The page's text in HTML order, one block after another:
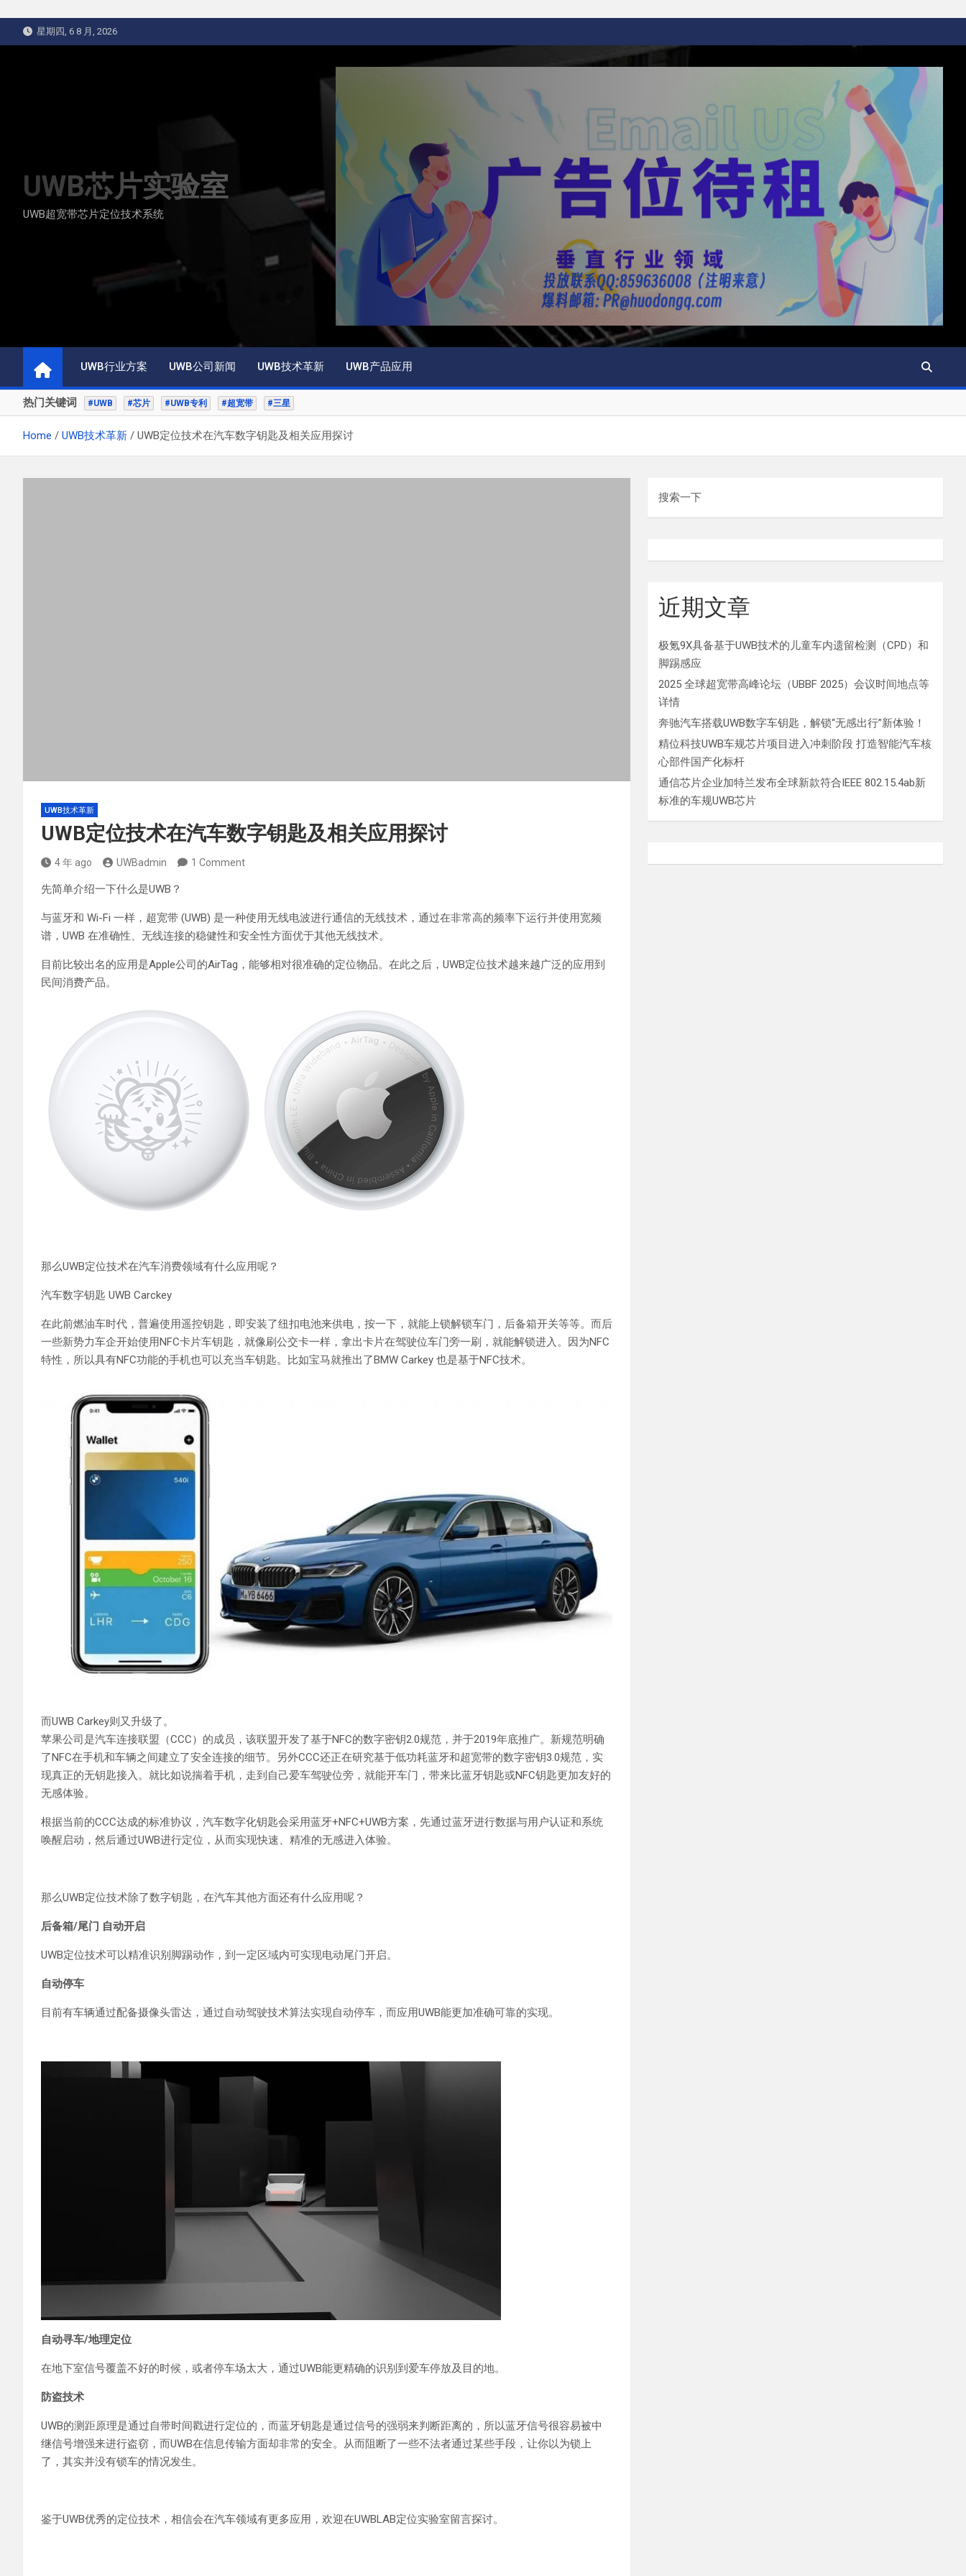
to
星期四, 6 8 月, 2026
UWB芯片实验室
UWB超宽带芯片定位技术系统
UWB行业方案 UWB公司新闻 UWB技术革新 UWB产品应用
热门关键词 #UWB #芯片 #UWB专利 #超宽带 #三星
Home UWB技术革新 UWB定位技术在汽车数字钥匙及相关应用探讨
UWB技术革新
UWB定位技术在汽车数字钥匙及相关应用探讨
4 年 ago UWBadmin 1 Comment
先简单介绍一下什么是UWB？
与蓝牙和 Wi-Fi 一样，超宽带 (UWB) 是一种使用无线电波进行通信的无线技术，通过在非常高的频率下运行并使用宽频
谱，UWB 在准确性、无线连接的稳健性和安全性方面优于其他无线技术。
目前比较出名的应用是Apple公司的AirTag，能够相对很准确的定位物品。在此之后，UWB定位技术越来越广泛的应用到
民间消费产品。
那么UWB定位技术在汽车消费领域有什么应用呢？
汽车数字钥匙 UWB Carckey
在此前燃油车时代，普遍使用遥控钥匙，即安装了纽扣电池来供电，按一下，就能上锁解锁车门，后备箱开关等等。而后
一些新势力车企开始使用NFC卡片车钥匙，就像刷公交卡一样，拿出卡片在驾驶位车门旁一刷，就能解锁进入。因为NFC
特性，所以具有NFC功能的手机也可以充当车钥匙。比如宝马就推出了BMW Carkey 也是基于NFC技术。
而UWB Carkey则又升级了。
苹果公司是汽车连接联盟（CCC）的成员，该联盟开发了基于NFC的数字密钥2.0规范，并于2019年底推广。新规范明确
了NFC在手机和车辆之间建立了安全连接的细节。另外CCC还正在研究基于低功耗蓝牙和超宽带的数字密钥3.0规范，实
现真正的无钥匙接入。就比如说揣着手机，走到自己爱车驾驶位旁，就能开车门，带来比蓝牙钥匙或NFC钥匙更加友好的
无感体验。
根据当前的CCC达成的标准协议，汽车数字化钥匙会采用蓝牙+NFC+UWB方案，先通过蓝牙进行数据与用户认证和系统
唤醒启动，然后通过UWB进行定位，从而实现快速、精准的无感进入体验。
那么UWB定位技术除了数字钥匙，在汽车其他方面还有什么应用呢？
后备箱/尾门 自动开启
UWB定位技术可以精准识别脚踢动作，到一定区域内可实现电动尾门开启。
自动停车
目前有车辆通过配备摄像头雷达，通过自动驾驶技术算法实现自动停车，而应用UWB能更加准确可靠的实现。
自动寻车/地理定位
在地下室信号覆盖不好的时候，或者停车场太大，通过UWB能更精确的识别到爱车停放及目的地。
防盗技术
UWB的测距原理是通过自带时间戳进行定位的，而蓝牙钥匙是通过信号的强弱来判断距离的，所以蓝牙信号很容易被中
继信号增强来进行盗窃，而UWB在信息传输方面却非常的安全。从而阻断了一些不法者通过某些手段，让你以为锁上
了，其实并没有锁车的情况发生。
鉴于UWB优秀的定位技术，相信会在汽车领域有更多应用，欢迎在UWBLAB定位实验室留言探讨。
搜索一下
近期文章
极氪9X具备基于UWB技术的儿童车内遗留检测（CPD）和
脚踢感应
2025 全球超宽带高峰论坛（UBBF 2025）会议时间地点等
详情
奔驰汽车搭载UWB数字车钥匙，解锁“无感出行”新体验！
精位科技UWB车规芯片项目进入冲刺阶段 打造智能汽车核
心部件国产化标杆
通信芯片企业加特兰发布全球新款符合IEEE 802.15.4ab新
标准的车规UWB芯片